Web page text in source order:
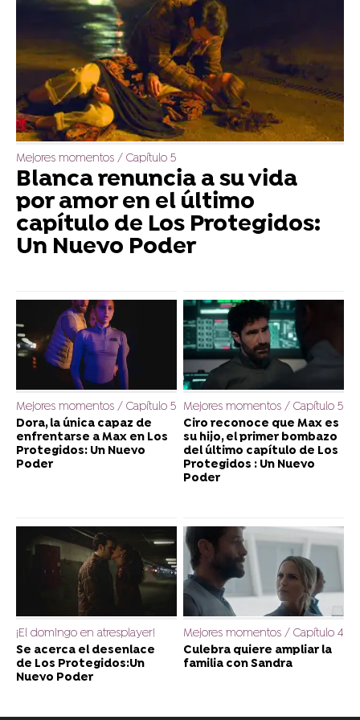
Mejores momentos / Capítulo 5
Blanca renuncia a su vida
por amor en el último
capítulo de Los Protegidos:
Un Nuevo Poder
Mejores momentos / Capítulo 5
Dora, la única capaz de
enfrentarse a Max en Los
Protegidos: Un Nuevo
Poder
Mejores momentos / Capítulo 5
Ciro reconoce que Max es
su hijo, el primer bombazo
del último capítulo de Los
Protegidos : Un Nuevo
Poder
¡El domingo en atresplayer!
Se acerca el desenlace
de Los Protegidos:Un
Nuevo Poder
Mejores momentos / Capítulo 4
Culebra quiere ampliar la
familia con Sandra